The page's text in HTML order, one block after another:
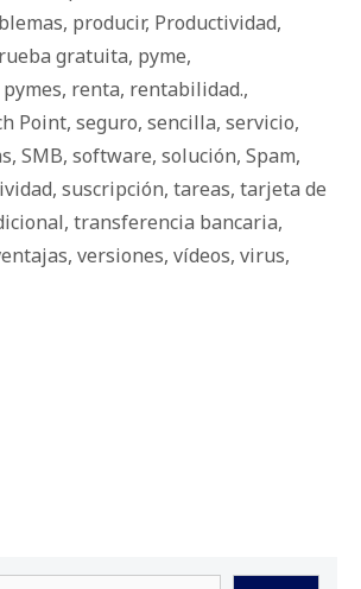
, producir, Productividad,
gratuita, pyme,
pymes, renta, rentabilidad.,
Point, seguro, sencilla, servicio,
, SMB, software, solución, Spam,
, suscripción, tareas, tarjeta de
, transferencia bancaria,
, versiones, vídeos, virus,